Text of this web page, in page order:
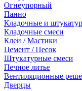
Огнеупорный
Панно
Кладочные и
Кладочные смеси
Клеи / Мастики
Цемент / Песок
Штукатурные смеси
Печное литье
Вентиляционные
Дверцы